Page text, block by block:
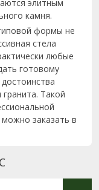
элитным
камня.
формы не
стела
любые
готовому
Такой
заказать в